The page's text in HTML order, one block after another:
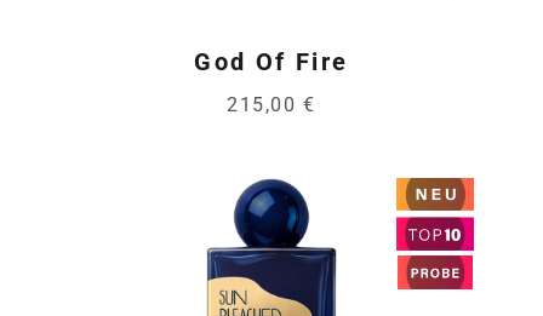
God Of Fire
215,00 €